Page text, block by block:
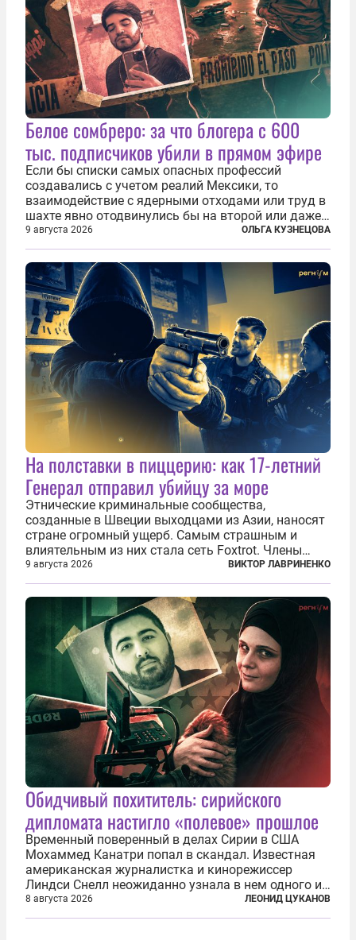
Белое сомбреро: за что блогера с 600
тыс. подписчиков убили в прямом эфире
Если бы списки самых опасных профессий
создавались с учетом реалий Мексики, то
взаимодействие с ядерными отходами или труд в
шахте явно отодвинулись бы на второй или даже
третий план. А вот блогерам, журналистам и
музыкантам пришлось бы выйти вперед. В
Кульякане, столице штата Синалоа, прямо во...
9 августа 2026 ОЛЬГА КУЗНЕЦОВА
На полставки в пиццерию: как 17-летний
Генерал отправил убийцу за море
Этнические криминальные сообщества,
созданные в Швеции выходцами из Азии, наносят
стране огромный ущерб. Самым страшным и
влиятельным из них стала сеть Foxtrot. Члены
этой сети не только убивают и грабят шведов,
подсаживают их на наркотики, но и совершают
нечто еще даже более страшное — массово...
9 августа 2026 ВИКТОР ЛАВРИНЕНКО
Обидчивый похититель: сирийского
дипломата настигло «полевое» прошлое
Временный поверенный в делах Сирии в США
Мохаммед Канатри попал в скандал. Известная
американская журналистка и кинорежиссер
Линдси Снелл неожиданно узнала в нем одного из
бандитов, похитивших ее в сирийском Алеппо в
2016 году. Журналистка убеждена, что Канатри, в
8 августа 2026 ЛЕОНИД ЦУКАНОВ